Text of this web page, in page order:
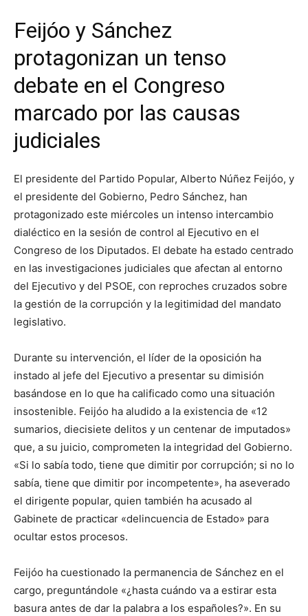
Feijóo y Sánchez
protagonizan un tenso
debate en el Congreso
marcado por las causas
judiciales
El presidente del Partido Popular, Alberto Núñez Feijóo, y
el presidente del Gobierno, Pedro Sánchez, han
protagonizado este miércoles un intenso intercambio
dialéctico en la sesión de control al Ejecutivo en el
Congreso de los Diputados. El debate ha estado centrado
en las investigaciones judiciales que afectan al entorno
del Ejecutivo y del PSOE, con reproches cruzados sobre
la gestión de la corrupción y la legitimidad del mandato
legislativo.
Durante su intervención, el líder de la oposición ha
instado al jefe del Ejecutivo a presentar su dimisión
basándose en lo que ha calificado como una situación
insostenible. Feijóo ha aludido a la existencia de «12
sumarios, diecisiete delitos y un centenar de imputados»
que, a su juicio, comprometen la integridad del Gobierno.
«Si lo sabía todo, tiene que dimitir por corrupción; si no lo
sabía, tiene que dimitir por incompetente», ha aseverado
el dirigente popular, quien también ha acusado al
Gabinete de practicar «delincuencia de Estado» para
ocultar estos procesos.
Feijóo ha cuestionado la permanencia de Sánchez en el
cargo, preguntándole «¿hasta cuándo va a estirar esta
basura antes de dar la palabra a los españoles?». En su